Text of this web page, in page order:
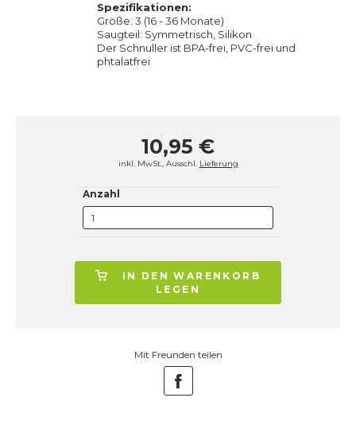
Spezifikationen:
Größe: 3 (16 - 36 Monate)
Saugteil: Symmetrisch, Silikon
Der Schnuller ist BPA-frei, PVC-frei und
phtalatfrei
10,95 €
inkl. MwSt., Ausschl. Lieferung
Anzahl
IN DEN WARENKORB
LEGEN
Mit Freunden teilen